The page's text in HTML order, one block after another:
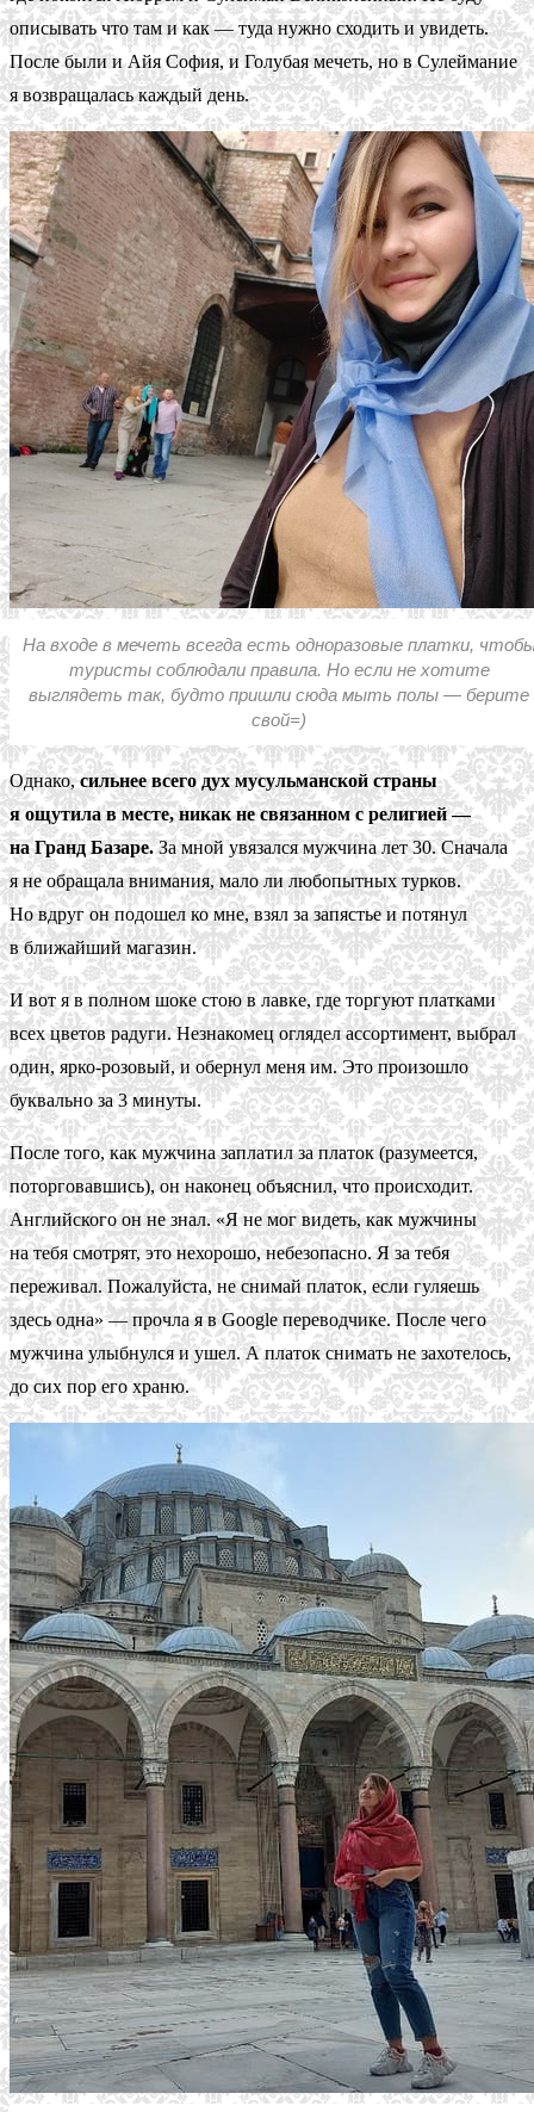
описывать что там и как — туда нужно сходить и увидеть.
После были и Айя София, и Голубая мечеть, но в Сулеймание
я возвращалась каждый день.
На входе в мечеть всегда есть одноразовые платки,
туристы соблюдали правила. Но если не хотите
выглядеть так, будто пришли сюда мыть полы — берите
свой=)
Однако,сильнее всего дух мусульманской страны
я ощутила в месте, никак не связанном с религией —
на Гранд Базаре.За мной увязался мужчина лет 30. Сначала
я не обращала внимания, мало ли любопытных турков.
Но вдруг он подошел ко мне, взял за запястье и потянул
в ближайший магазин.
И вот я в полном шоке стою в лавке, где торгуют платками
всех цветов радуги. Незнакомец оглядел ассортимент, выбрал
один, ярко-розовый, и обернул меня им. Это произошло
буквально за 3 минуты.
После того, как мужчина заплатил за платок (разумеется,
поторговавшись), он наконец объяснил, что происходит.
Английского он не знал. «Я не мог видеть, как мужчины
на тебя смотрят, это нехорошо, небезопасно. Я за тебя
переживал. Пожалуйста, не снимай платок, если гуляешь
здесь одна» — прочла я в Google переводчике. После чего
мужчина улыбнулся и ушел. А платок снимать не захотелось,
до сих пор его храню.